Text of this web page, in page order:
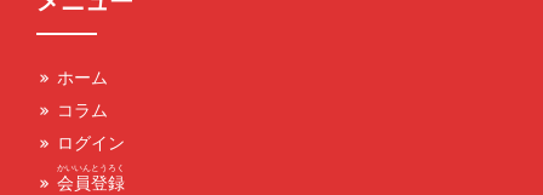
ホーム
コラム
ログイン
会員
かいいん
登録
とうろく